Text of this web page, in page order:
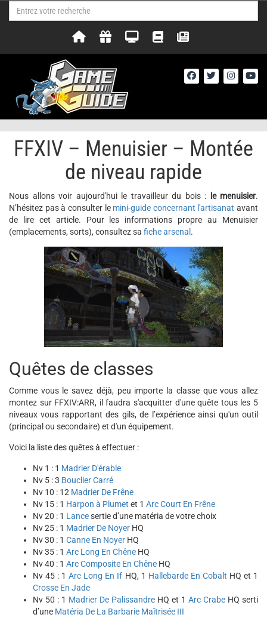
FFXIV – Menuisier – Montée
de niveau rapide
Nous allons voir aujourd'hui le travailleur du bois : le menuisier.
N’hésitez pas à consulter le mini-guide concernant l'artisanat avant
de lire cet article. Pour les informations propre au Menuisier
(emplacements, sorts), consultez sa fiche arsenal .
Quêtes de classes
Comme vous le savez déjà, peu importe la classe que vous allez
montez sur FFXIV:ARR, il faudra s'acquitter d'une quête tous les 5
niveaux vous rapportant des gils, de l’expérience ainsi qu'un outil
(principal ou secondaire) et d'un équipement.
Voici la liste des quêtes à effectuer :
Nv 1 : 1 Madrier D'érable
Nv 5 : 3 Bouclier Carré
Nv 10 : 12 Madrier De Frêne
Nv 15 : 1 Harpon à Plumet et 1 Arc Court En Frêne
Nv 20 : 1 Lancesertie d’une matéria de votre choix
Nv 25 : 1 Madrier De Noyer HQ
Nv 30 : 1 Canne En Noyer HQ
Nv 35 : 1 Arc Long En Chêne HQ
Nv 40 : 1 Arc Composite En Chêne HQ
Nv 45 : 1Arc Long En If HQ, 1 Hallebarde En Cobalt HQ et 1
Crosse En Jade
Nv 50 : 1 Madrier De Palissandre HQ et 1 Arc Crabe HQ serti
d’une Matéria De La Barbarie Maîtrisée III